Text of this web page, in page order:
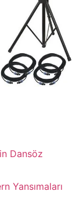
Dansöz
Yansımaları